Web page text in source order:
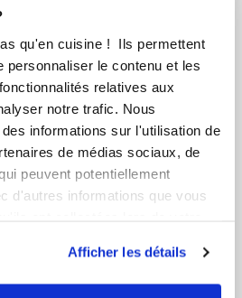
qu'en cuisine ! Ils permettent
personnaliser le contenu et les
relatives aux
notre trafic. Nous
informations sur l'utilisation de
de médias sociaux, de
peuvent potentiellement
d'autres informations que vous
Afficher les détails